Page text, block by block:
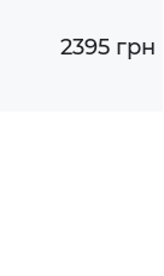
2395 грн